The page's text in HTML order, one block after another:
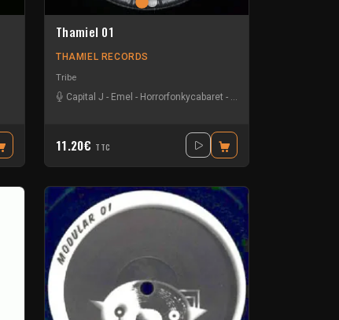
Thamiel 01
THAMIEL RECORDS
Tribe
Capital J - Emel - Horrorfonkycabaret -
11.20€ TTC